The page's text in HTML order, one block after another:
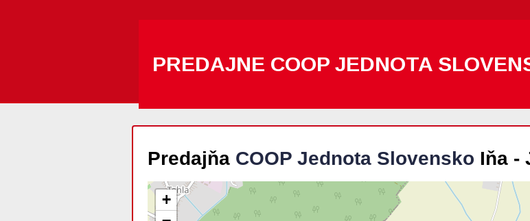
PREDAJNE COOP JEDNOTA
Predajňa COOP Jednota Slovensko Iňa -
+